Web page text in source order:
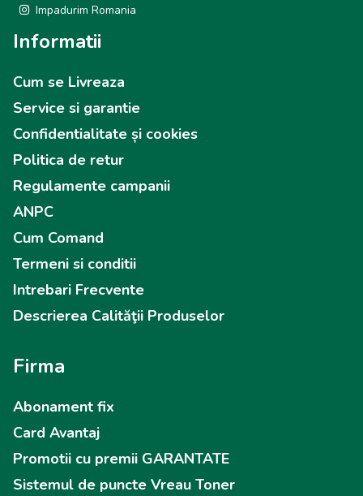
Impadurim Romania
Informatii
Cum se Livreaza
Service si garantie
Confidentialitate și cookies
Politica de retur
Regulamente campanii
ANPC
Cum Comand
Termeni si conditii
Intrebari Frecvente
Descrierea Calităţii Produselor
Firma
Abonament fix
Card Avantaj
Promotii cu premii GARANTATE
Sistemul de puncte Vreau Toner